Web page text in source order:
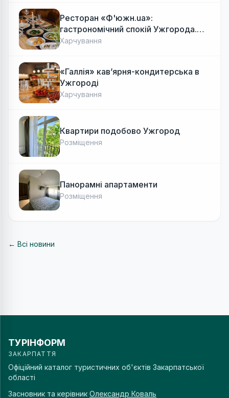
Ресторан «Ф'южн.ua»:
гастрономічний спокій Ужгорода.
Авторська локальна кухня, затишок
Харчування
«Галлія» кав’ярня-кондитерська в
Ужгороді
Харчування
Квартири подобово Ужгород
Розміщення
Панорамні апартаменти
Розміщення
← Всі новини
ТУРІНФОРМ
ЗАКАРПАТТЯ
Офіційний каталог туристичних об'єктів Закарпатської
області
Засновник та керівник Олександр Коваль